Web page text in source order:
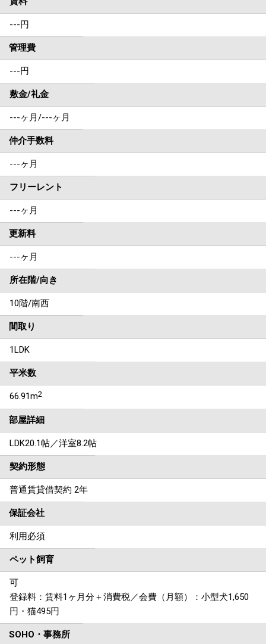
---円
管理費
---円
敷金/礼金
---ヶ月/---ヶ月
仲介手数料
---ヶ月
フリーレント
---ヶ月
更新料
---ヶ月
所在階/向き
10階/南西
間取り
1LDK
平米数
66.91m2
部屋詳細
LDK20.1帖／洋室8.2帖
契約形態
普通賃貸借契約 2年
保証会社
利用必須
ペット飼育
可
登録料：賃料1ヶ月分＋消費税／会費（月額）：小型犬1,650
円・猫495円
SOHO・事務所